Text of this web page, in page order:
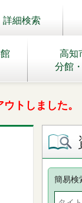
詳細検索
高知
分館
トしました。
簡易検